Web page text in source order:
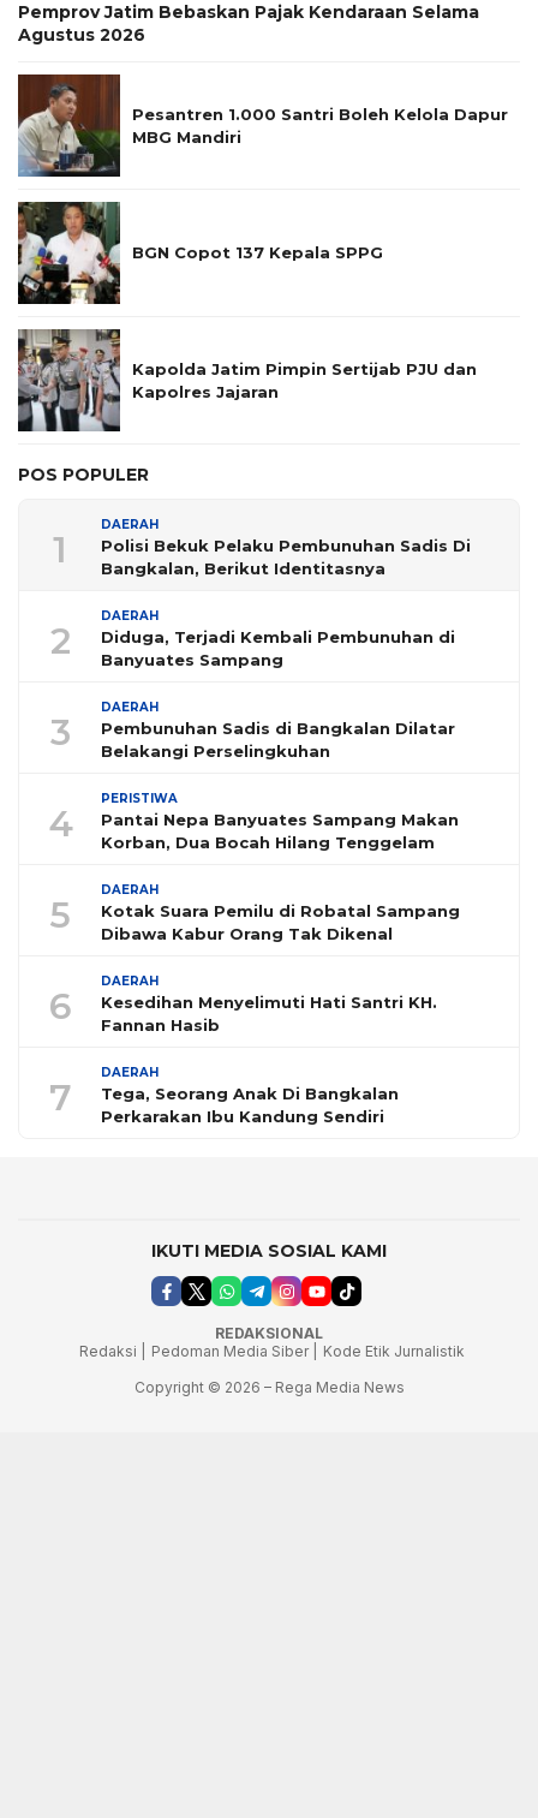
Pemprov Jatim Bebaskan Pajak Kendaraan Selama
Agustus 2026
Pesantren 1.000 Santri Boleh Kelola Dapur
MBG Mandiri
BGN Copot 137 Kepala SPPG
Kapolda Jatim Pimpin Sertijab PJU dan
Kapolres Jajaran
POS POPULER
1
DAERAH
Polisi Bekuk Pelaku Pembunuhan Sadis Di
Bangkalan, Berikut Identitasnya
2
DAERAH
Diduga, Terjadi Kembali Pembunuhan di
Banyuates Sampang
3
DAERAH
Pembunuhan Sadis di Bangkalan Dilatar
Belakangi Perselingkuhan
4
PERISTIWA
Pantai Nepa Banyuates Sampang Makan
Korban, Dua Bocah Hilang Tenggelam
5
DAERAH
Kotak Suara Pemilu di Robatal Sampang
Dibawa Kabur Orang Tak Dikenal
6
DAERAH
Kesedihan Menyelimuti Hati Santri KH.
Fannan Hasib
7
DAERAH
Tega, Seorang Anak Di Bangkalan
Perkarakan Ibu Kandung Sendiri
IKUTI MEDIA SOSIAL KAMI
REDAKSIONAL
Redaksi |
Pedoman Media Siber |
Kode Etik Jurnalistik
Copyright © 2026 – Rega Media News